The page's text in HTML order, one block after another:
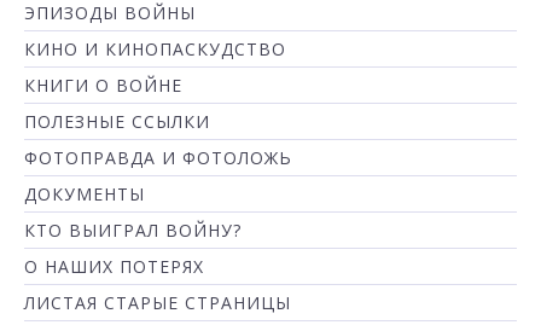
ЭПИЗОДЫ ВОЙНЫ
КИНО И КИНОПАСКУДСТВО
КНИГИ О ВОЙНЕ
ПОЛЕЗНЫЕ ССЫЛКИ
ФОТОПРАВДА И ФОТОЛОЖЬ
ДОКУМЕНТЫ
КТО ВЫИГРАЛ ВОЙНУ?
О НАШИХ ПОТЕРЯХ
ЛИСТАЯ СТАРЫЕ СТРАНИЦЫ